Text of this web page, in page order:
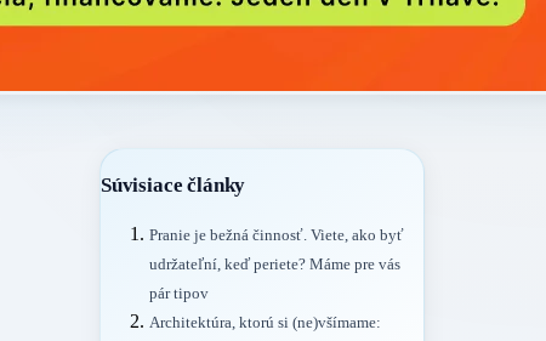
Súvisiace články
Pranie je bežná činnosť. Viete, ako byť
udržateľní, keď periete? Máme pre vás
pár tipov
Architektúra, ktorú si (ne)všímame: